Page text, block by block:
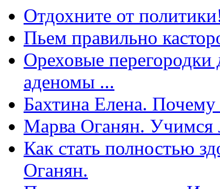
Отдохните от
Пьем правильно
Ореховые перегородки
аденомы ...
Бахтина Елена.
Марва Оганян. Учимся
Как стать полностью
Оганян.